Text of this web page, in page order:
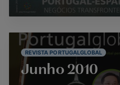
REVISTA PORTUGALGLOBAL
Junho 2010